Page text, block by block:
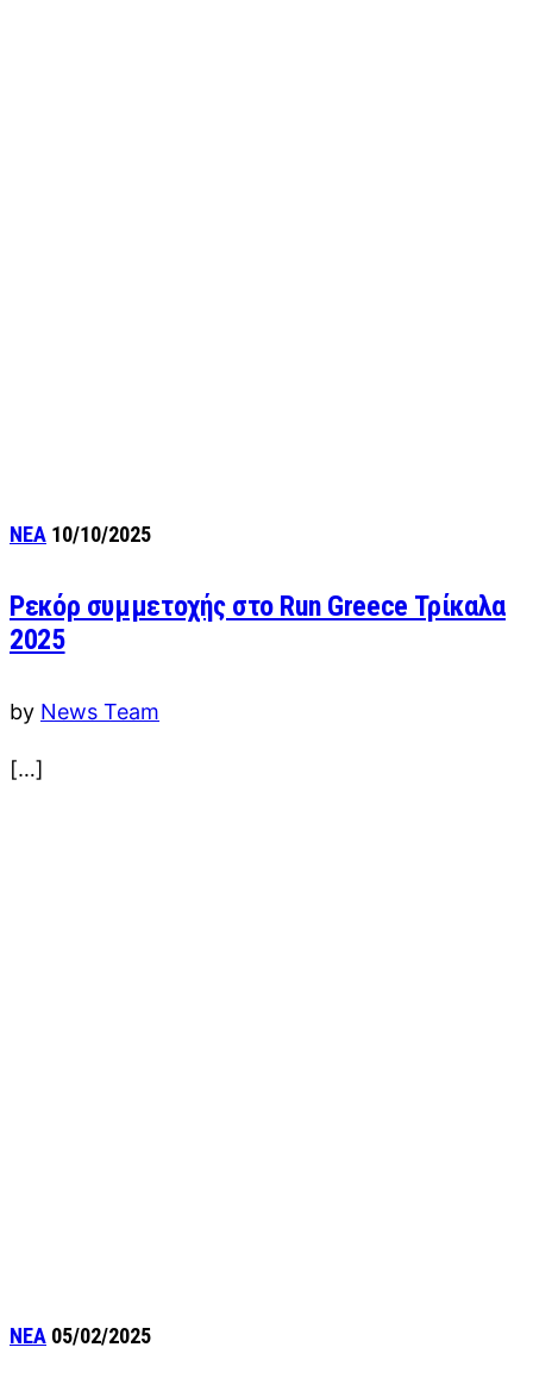
ΝΕΑ 10/10/2025
Ρεκόρ συμμετοχής στο Run Greece Τρίκαλα
2025
by News Team
[…]
ΝΕΑ 05/02/2025